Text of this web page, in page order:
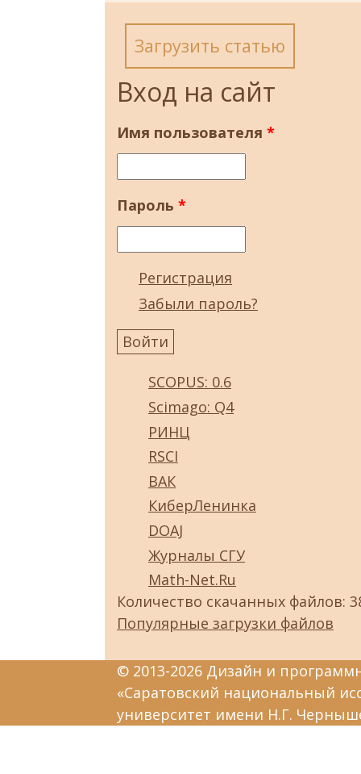
Загрузить статью
Вход на сайт
Имя пользователя *
Пароль *
Регистрация
Забыли пароль?
SCOPUS: 0.6
Scimago: Q4
РИНЦ
RSCI
ВАК
КиберЛенинка
DOAJ
Журналы СГУ
Math-Net.Ru
Количество скачанных файлов:
Популярные загрузки файлов
© 2013-2026 Дизайн и
«Саратовский национальный
университет имени Н.Г.